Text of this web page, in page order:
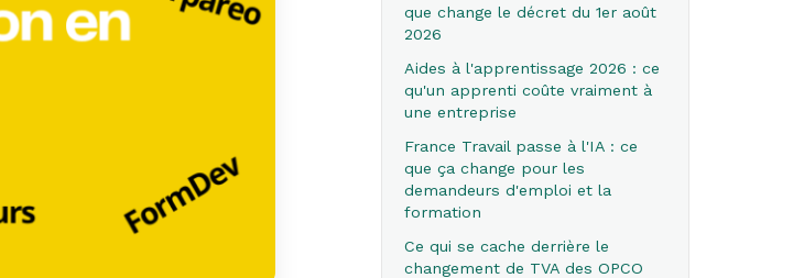
que change le décret du 1er août
2026
Aides à l'apprentissage 2026 : ce
qu'un apprenti coûte vraiment à
une entreprise
France Travail passe à l'IA : ce
que ça change pour les
demandeurs d'emploi et la
formation
Ce qui se cache derrière le
changement de TVA des OPCO